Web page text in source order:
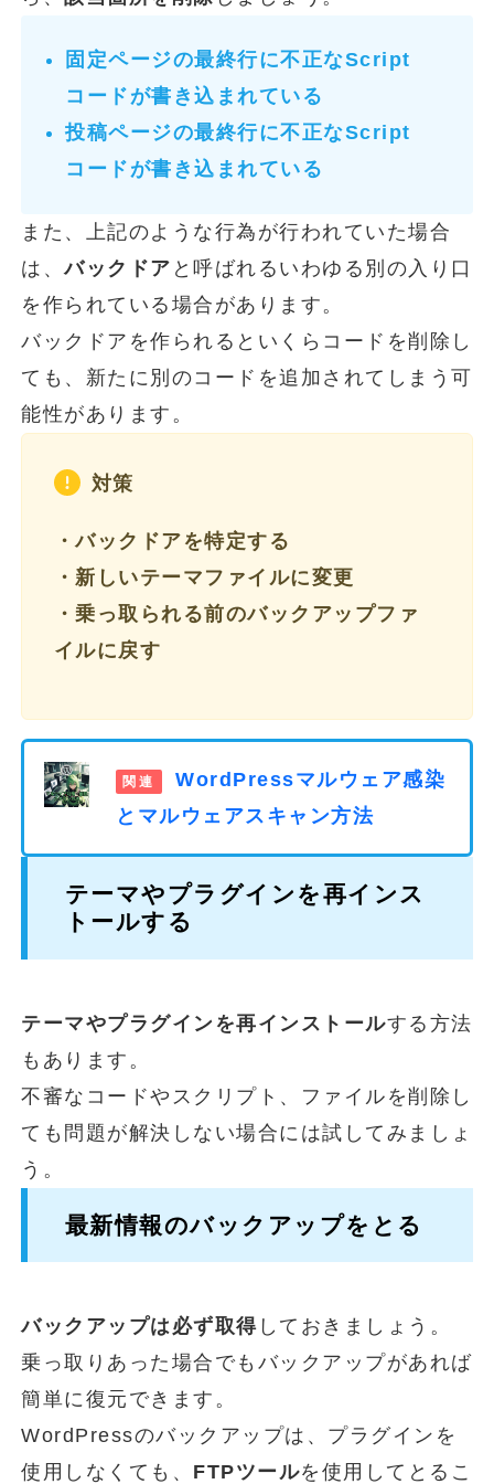
固定ページの最終行に不正なScript
コードが書き込まれている
投稿ページの最終行に不正なScript
コードが書き込まれている
また、上記のような行為が行われていた場合
は、バックドア と呼ばれるいわゆる別の入り口
を作られている場合があります。
バックドアを作られるといくらコードを削除し
ても、新たに別のコードを追加されてしまう可
能性があります。
対策
・バックドアを特定する
・新しいテーマファイルに変更
・乗っ取られる前のバックアップファ
イルに戻す
WordPressマルウェア感染
とマルウェアスキャン方法
テーマやプラグインを再インス
トールする
テーマやプラグインを再インストールする方法
もあります。
不審なコードやスクリプト、ファイルを削除し
ても問題が解決しない場合には試してみましょ
う。
最新情報のバックアップをとる
バックアップは必ず取得 しておきましょう。
乗っ取りあった場合でもバックアップがあれば
簡単に復元できます。
WordPressのバックアップは、プラグインを
使用しなくても、 FTPツールを使用してとるこ